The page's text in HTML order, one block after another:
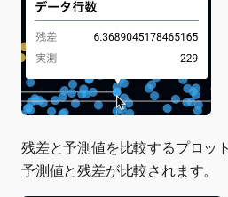
残差と予測値を比較するプロッ
予測値と残差が比較されます。